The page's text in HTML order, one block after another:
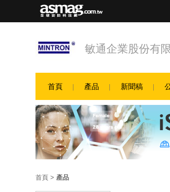
敏通企業股份有
首頁 產品 新聞稿
首頁 > 產品